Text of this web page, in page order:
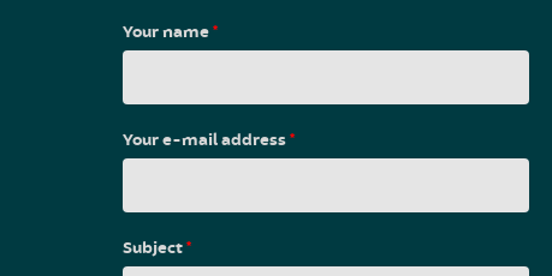
Your name*
Your e-mail address*
Subject*